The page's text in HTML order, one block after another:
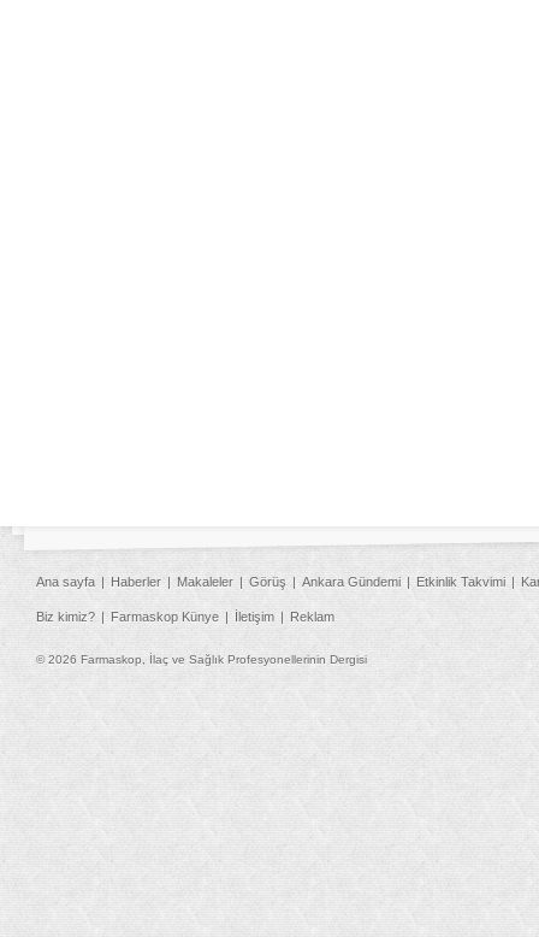
Ana sayfa Haberler Makaleler Görüş Ankara Gündemi Etkinlik Takvimi
Biz kimiz? Farmaskop Künye İletişim Reklam
© 2026 Farmaskop, İlaç ve Sağlık Profesyonellerinin Dergisi